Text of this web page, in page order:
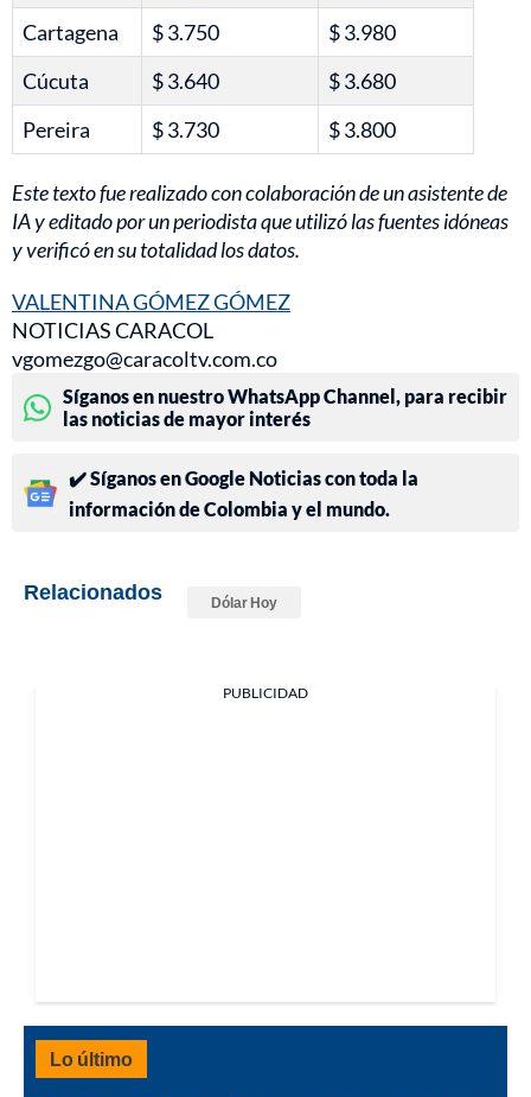
Cartagena
$ 3.750
$ 3.980
Cúcuta
$ 3.640
$ 3.680
Pereira
$ 3.730 $ 3.800
Este texto fue realizado con colaboración de un asistente de
IA y editado por un periodista que utilizó las fuentes idóneas
y verificó en su totalidad los datos.
VALENTINA GÓMEZ GÓMEZ
NOTICIAS CARACOL
vgomezgo@caracoltv.com.co
Síganos en nuestro WhatsApp Channel, para recibir
las noticias de mayor interés
✔️ Síganos en Google Noticias con toda la
información de Colombia y el mundo.
Relacionados Dólar Hoy
PUBLICIDAD
Lo último